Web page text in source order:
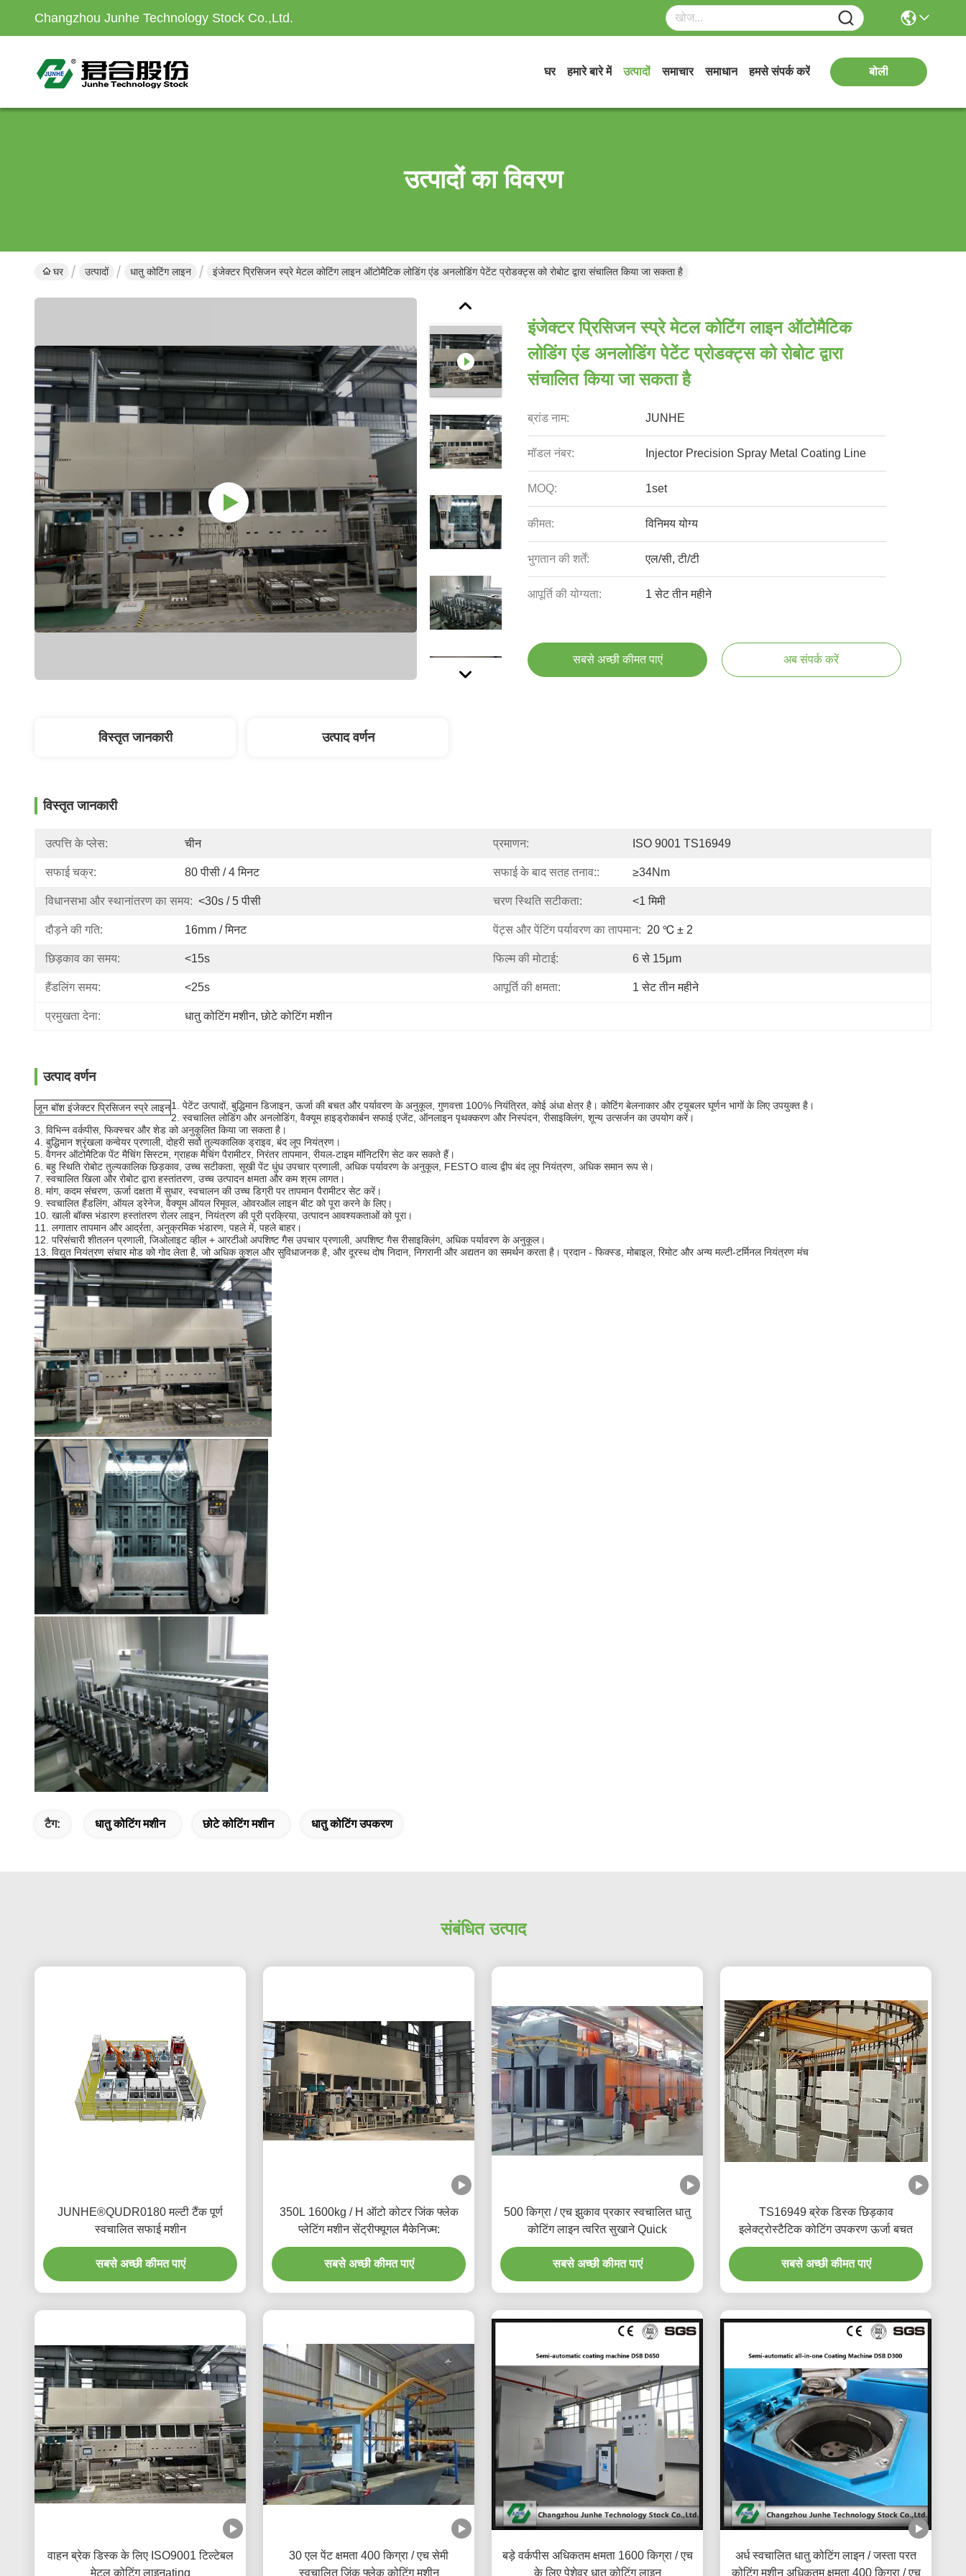
Changzhou Junhe Technology Stock Co.,Ltd.
घर हमारे बारे में उत्पादों समाचार समाधान हमसे संपर्क करें बोली
उत्पादों का विवरण
घर उत्पादों धातु कोटिंग लाइन इंजेक्टर प्रिसिजन स्प्रे मेटल कोटिंग लाइन ऑटोमैटिक लोडिंग एंड अनलोडिंग पेटेंट प्रोडक्ट्स को रोबोट द्वारा संचालित किया जा सकता है
इंजेक्टर प्रिसिजन स्प्रे मेटल कोटिंग लाइन ऑटोमैटिक
लोडिंग एंड अनलोडिंग पेटेंट प्रोडक्ट्स को रोबोट द्वारा
संचालित किया जा सकता है
ब्रांड नाम: JUNHE
मॉडल नंबर: Injector Precision Spray Metal Coating Line
MOQ: 1set
कीमत: विनिमय योग्य
भुगतान की शर्तें: एल/सी, टी/टी
आपूर्ति की योग्यता: 1 सेट तीन महीने
सबसे अच्छी कीमत पाएं अब संपर्क करें
विस्तृत जानकारी उत्पाद वर्णन
विस्तृत जानकारी
उत्पत्ति के प्लेस: चीन प्रमाणन: ISO 9001 TS16949
सफाई चक्र: 80 पीसी / 4 मिनट सफाई के बाद सतह तनाव:: ≥34Nm
विधानसभा और स्थानांतरण का समय: <30s / 5 पीसी चरण स्थिति सटीकता: <1 मिमी
दौड़ने की गति: 16mm / मिनट पेंट्स और पेंटिंग पर्यावरण का तापमान: 20 ℃ ± 2
छिड़काव का समय: <15s फिल्म की मोटाई: 6 से 15μm
हैंडलिंग समय: <25s आपूर्ति की क्षमता: 1 सेट तीन महीने
प्रमुखता देना: धातु कोटिंग मशीन, छोटे कोटिंग मशीन
उत्पाद वर्णन
जून बॉश इंजेक्टर प्रिसिजन स्प्रे लाइन1. पेटेंट उत्पादों, बुद्धिमान डिजाइन, ऊर्जा की बचत और पर्यावरण के अनुकूल, गुणवत्ता 100% नियंत्रित, कोई अंधा क्षेत्र है। कोटिंग बेलनाकार और ट्यूबलर घूर्णन भागों के लिए उपयुक्त है।
2. स्वचालित लोडिंग और अनलोडिंग, वैक्यूम हाइड्रोकार्बन सफाई एजेंट, ऑनलाइन पृथक्करण और निस्पंदन, रीसाइक्लिंग, शून्य उत्सर्जन का उपयोग करें।
3. विभिन्न वर्कपीस, फिक्स्चर और शेड को अनुकूलित किया जा सकता है।
4. बुद्धिमान श्रृंखला कन्वेयर प्रणाली, दोहरी सर्वो तुल्यकालिक ड्राइव, बंद लूप नियंत्रण।
5. वैगनर ऑटोमैटिक पेंट मैचिंग सिस्टम, ग्राहक मैचिंग पैरामीटर, निरंतर तापमान, रीयल-टाइम मॉनिटरिंग सेट कर सकते हैं।
6. बहु स्थिति रोबोट तुल्यकालिक छिड़काव, उच्च सटीकता, सूखी पेंट धुंध उपचार प्रणाली, अधिक पर्यावरण के अनुकूल, FESTO वाल्व द्वीप बंद लूप नियंत्रण, अधिक समान रूप से।
7. स्वचालित खिला और रोबोट द्वारा हस्तांतरण, उच्च उत्पादन क्षमता और कम श्रम लागत।
8. मांग, कदम संचरण, ऊर्जा दक्षता में सुधार, स्वचालन की उच्च डिग्री पर तापमान पैरामीटर सेट करें।
9. स्वचालित हैंडलिंग, ऑयल ड्रेनेज, वैक्यूम ऑयल रिमूवल, ओवरऑल लाइन बीट को पूरा करने के लिए।
10. खाली बॉक्स भंडारण हस्तांतरण रोलर लाइन, नियंत्रण की पूरी प्रक्रिया, उत्पादन आवश्यकताओं को पूरा।
11. लगातार तापमान और आर्द्रता, अनुक्रमिक भंडारण, पहले में, पहले बाहर।
12. परिसंचारी शीतलन प्रणाली, जिओलाइट व्हील + आरटीओ अपशिष्ट गैस उपचार प्रणाली, अपशिष्ट गैस रीसाइक्लिंग, अधिक पर्यावरण के अनुकूल।
13. विद्युत नियंत्रण संचार मोड को गोद लेता है, जो अधिक कुशल और सुविधाजनक है, और दूरस्थ दोष निदान, निगरानी और अद्यतन का समर्थन करता है। प्रदान - फिक्स्ड, मोबाइल, रिमोट और अन्य मल्टी-टर्मिनल नियंत्रण मंच
टैग: धातु कोटिंग मशीन छोटे कोटिंग मशीन धातु कोटिंग उपकरण
संबंधित उत्पाद
JUNHE®QUDR0180 मल्टी टैंक पूर्ण
स्वचालित सफाई मशीन
सबसे अच्छी कीमत पाएं
350L 1600kg / H ऑटो कोटर जिंक फ्लेक
प्लेटिंग मशीन सेंट्रीफ्यूगल मैकेनिज्म:
सबसे अच्छी कीमत पाएं
500 किग्रा / एच झुकाव प्रकार स्वचालित धातु
कोटिंग लाइन त्वरित सुखाने Quick
सबसे अच्छी कीमत पाएं
TS16949 ब्रेक डिस्क छिड़काव
इलेक्ट्रोस्टैटिक कोटिंग उपकरण ऊर्जा बचत
सबसे अच्छी कीमत पाएं
वाहन ब्रेक डिस्क के लिए ISO9001 टिल्टेबल
मेटल कोटिंग लाइनating
30 एल पेंट क्षमता 400 किग्रा / एच सेमी
स्वचालित जिंक फ्लेक कोटिंग मशीन
बड़े वर्कपीस अधिकतम क्षमता 1600 किग्रा / एच
के लिए पेशेवर धातु कोटिंग लाइन
अर्ध स्वचालित धातु कोटिंग लाइन / जस्ता परत
कोटिंग मशीन अधिकतम क्षमता 400 किग्रा / एच